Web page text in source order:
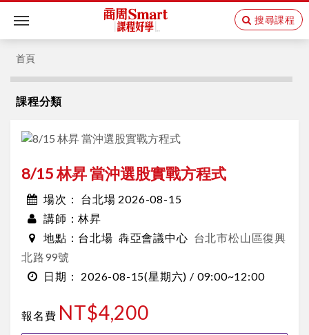
Toggle
navigation
搜尋課程
首頁
課程分類
8/15 林昇 當沖選股實戰方程式
場次： 台北場 2026-08-15
講師：林昇
地點： 台北場 犇亞會議中心 台北市松山區復興
北路99號
日期： 2026-08-15(星期六) / 09:00~12:00
報名費 NT$4,200